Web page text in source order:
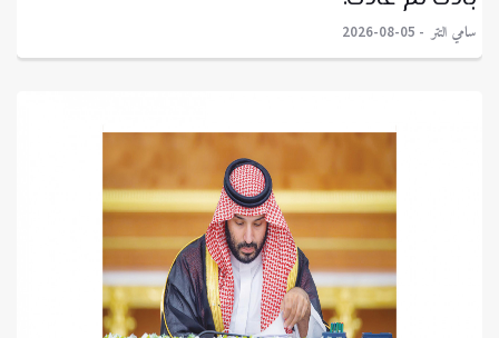
سامي التتر 2026-08-05